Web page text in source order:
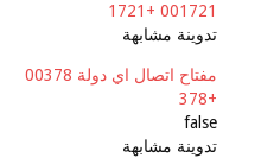
001721 +1721
تدوينة مشابهة
مفتاح اتصال اي دولة 00378
+378
false
تدوينة مشابهة